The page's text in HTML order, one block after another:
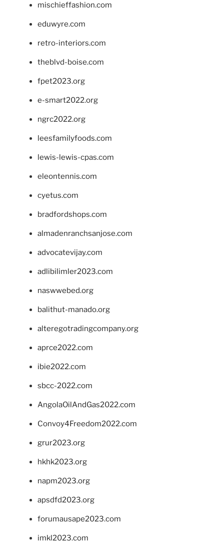
mischieffashion.com
eduwyre.com
retro-interiors.com
theblvd-boise.com
fpet2023.org
e-smart2022.org
ngrc2022.org
leesfamilyfoods.com
lewis-lewis-cpas.com
eleontennis.com
cyetus.com
bradfordshops.com
almadenranchsanjose.com
advocatevijay.com
adlibilimler2023.com
naswwebed.org
balithut-manado.org
alteregotradingcompany.org
aprce2022.com
ibie2022.com
sbcc-2022.com
AngolaOilAndGas2022.com
Convoy4Freedom2022.com
grur2023.org
hkhk2023.org
napm2023.org
apsdfd2023.org
forumausape2023.com
imkl2023.com